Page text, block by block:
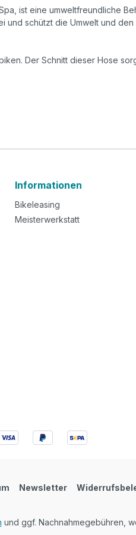
ist eine umweltfreundliche
und schützt die Umwelt und den
Der Schnitt dieser Hose
Informationen
Bikeleasing
Meisterwerkstatt
Newsletter
und ggf. Nachnahmegebühren,